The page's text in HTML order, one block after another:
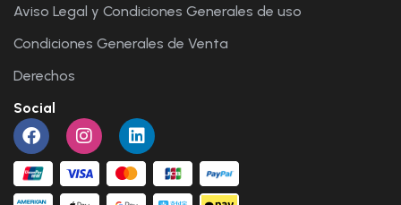
Aviso Legal y Condiciones Generales de uso
Condiciones Generales de Venta
Derechos
Social